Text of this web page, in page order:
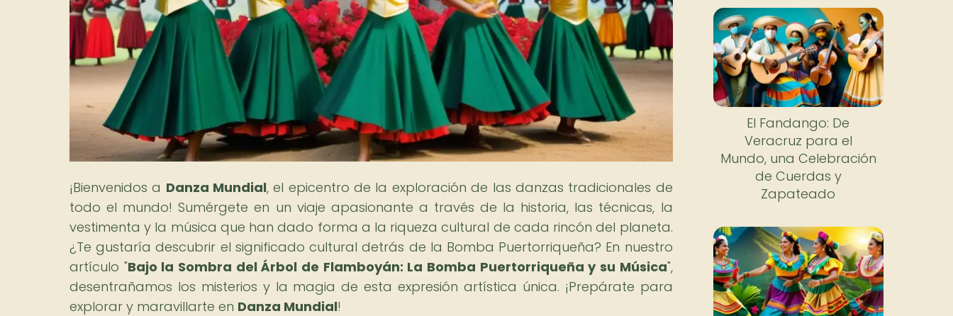
¡Bienvenidos a Danza Mundial, el epicentro de la exploración de las danzas tradicionales de
todo el mundo! Sumérgete en un viaje apasionante a través de la historia, las técnicas, la
vestimenta y la música que han dado forma a la riqueza cultural de cada rincón del planeta.
¿Te gustaría descubrir el significado cultural detrás de la Bomba Puertorriqueña? En nuestro
artículo "Bajo la Sombra del Árbol de Flamboyán: La Bomba Puertorriqueña y su Música",
desentrañamos los misterios y la magia de esta expresión artística única. ¡Prepárate para
explorar y maravillarte en Danza Mundial!
El Fandango: De
Veracruz para el
Mundo, una Celebración
de Cuerdas y
Zapateado